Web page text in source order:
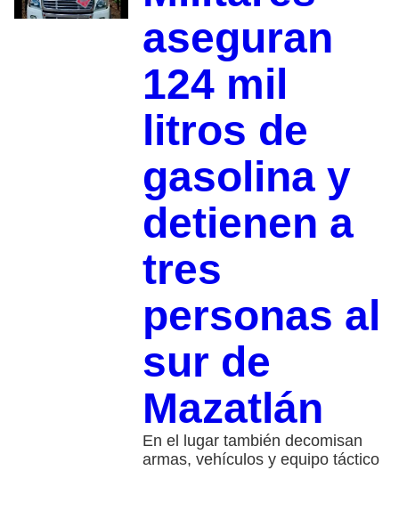
aseguran
124 mil
litros de
gasolina y
detienen a
tres
personas al
sur de
Mazatlán
En el lugar también decomisan
armas, vehículos y equipo táctico